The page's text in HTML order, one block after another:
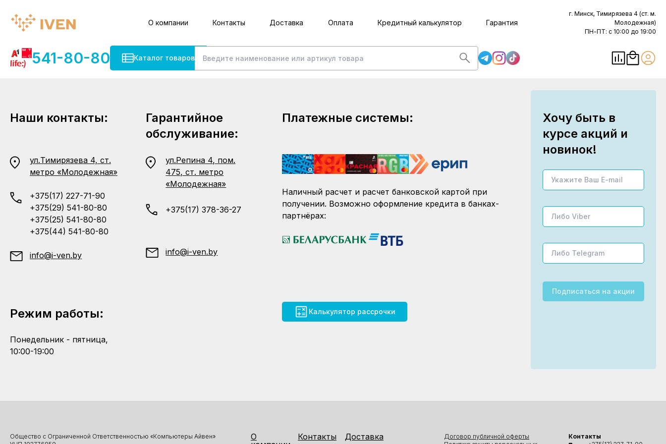
О компании Контакты Доставка Оплата Кредитный калькулятор Гарантия
г. Минск, Тимирязева 4 (ст. м.
Молодежная)
ПН-ПТ: с 10:00 до 19:00
541-80-80 Каталог товаров
Наши контакты:
ул.Тимирязева 4, ст.
метро «Молодежная»
+375(17) 227-71-90
+375(29) 541-80-80
+375(25) 541-80-80
+375(44) 541-80-80
info@i-ven.by
Гарантийное
обслуживание:
ул.Репина 4, пом.
475, ст. метро
«Молодежная»
+375(17) 378-36-27
info@i-ven.by
Платежные системы:
Наличный расчет и расчет банковской картой при
получении. Возможно оформление кредита в банках-
партнёрах:
Режим работы:
Понедельник - пятница,
10:00-19:00
Калькулятор рассрочки
Хочу быть в
курсе акций и
новинок!
Подписаться на акции
Общество с Ограниченной Ответственностью «Компьютеры Айвен»
О
Контакты Доставка
Договор публичной оферты
Контакты